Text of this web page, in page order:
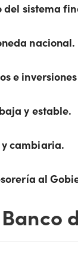
sistema
nacional.
e
y estable.
cambiaria.
al